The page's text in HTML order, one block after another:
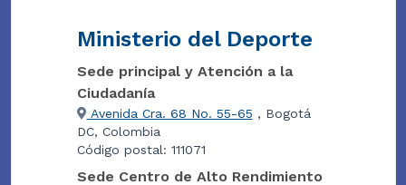
Ministerio del Deporte
Sede principal y Atención a la
Ciudadanía
Avenida Cra. 68 No. 55-65 , Bogotá
DC, Colombia
Código postal: 111071
Sede Centro de Alto Rendimiento